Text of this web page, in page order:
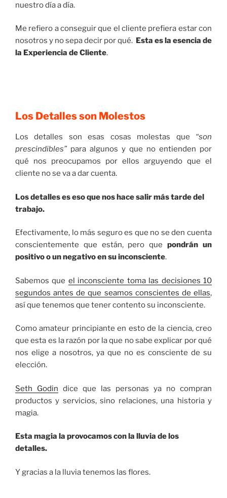
nuestro día a día.
Me refiero a conseguir que el cliente prefiera estar con
nosotros y no sepa decir por qué. Esta es la esencia de
la Experiencia de Cliente.
Los Detalles son Molestos
Los detalles son esas cosas molestas que “son
prescindibles” para algunos y que no entienden por
qué nos preocupamos por ellos arguyendo que el
cliente no se va a dar cuenta.
Los detalles es eso que nos hace salir más tarde del
trabajo.
Efectivamente, lo más seguro es que no se den cuenta
conscientemente que están, pero quepondrán un
positivo o un negativo en su inconsciente.
Sabemos que el inconsciente toma las decisiones 10
segundos antes de que seamos conscientes de ellas,
así que tenemos que tener contento su inconsciente.
Como amateur principiante en esto de la ciencia, creo
que esta es la razón por la que no sabe explicar por qué
nos elige a nosotros, ya que no es consciente de su
elección.
Seth Godin dice que las personas ya no compran
productos y servicios, sino relaciones, una historia y
magia.
Esta magia la provocamos con la lluvia de los
detalles.
Y gracias a la lluvia tenemos las flores.